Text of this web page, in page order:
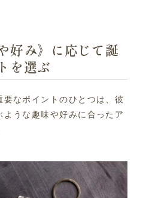
好み》に応じて誕
を選ぶ
なポイントのひとつは、彼
うな趣味や好みに合ったア